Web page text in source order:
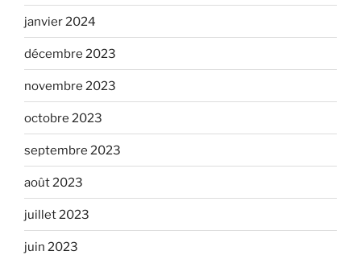
janvier 2024
décembre 2023
novembre 2023
octobre 2023
septembre 2023
août 2023
juillet 2023
juin 2023